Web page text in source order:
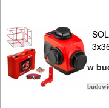
kleju
pistolety
do
silikonu
w